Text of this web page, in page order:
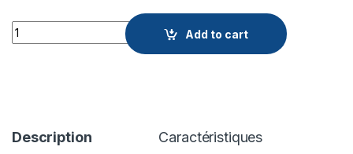
Quantity
Add to cart
Description Caractéristiques